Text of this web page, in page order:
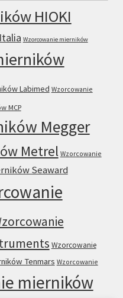
HIOKI
Wzorcowanie mierników
Labimed Wzorcowanie
MCP
Megger
Metrel Wzorcowanie
Seaward
Wzorcowanie
Tenmars Wzorcowanie
mierników